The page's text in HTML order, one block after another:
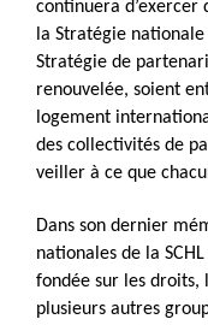
continuera d’exercer
la Stratégie
Stratégie de
renouvelée, soient
logement
des collectivités de
veiller à ce que
Dans son dernier
nationales de la
fondée sur les droits,
plusieurs autres